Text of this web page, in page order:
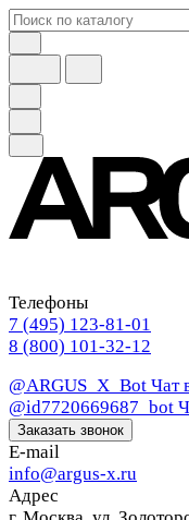
Телефоны
7 (495) 123-81-01
8 (800) 101-32-12
@ARGUS_X_Bot Чат
@id7720669687_bot
Заказать звонок
E-mail
info@argus-x.ru
Адрес